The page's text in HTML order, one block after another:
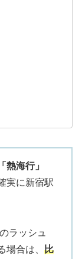
「熱海行」
実に新宿駅
ラッシュ
場合は、 比